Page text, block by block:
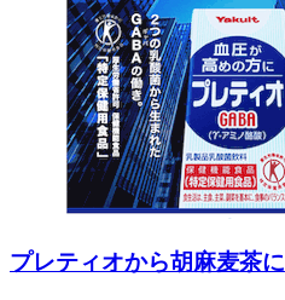
プレティオから胡麻麦茶に